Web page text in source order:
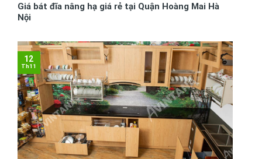
Giá bát đĩa nâng hạ giá rẻ tại Quận Hoàng Mai Hà
Nội
12
Th11